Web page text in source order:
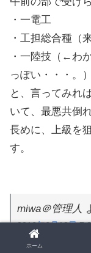
・一電工
・工担総合種（
・一陸技（←わ
っぽい・・・。）
と、言ってみれ
いて、最悪共倒
長めに、上級を
す。
miwa＠管理人
2016年6月13日
＞88＿73さん
ホーム